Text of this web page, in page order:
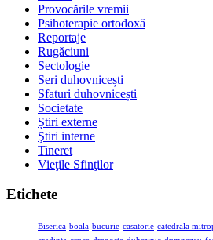
Provocările vremii
Psihoterapie ortodoxă
Reportaje
Rugăciuni
Sectologie
Seri duhovnicești
Sfaturi duhovnicești
Societate
Știri externe
Ştiri interne
Tineret
Vieţile Sfinţilor
Etichete
Biserica boala bucurie casatorie catedrala